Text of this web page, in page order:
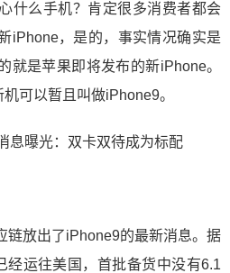
什么手机？肯定很多消费者都会
iPhone，是的，事实情况确实是
就是苹果即将发布的新iPhone。
可以暂且叫做iPhone9。
链放出了iPhone9的最新消息。据
经运往美国，首批备货中没有6.1